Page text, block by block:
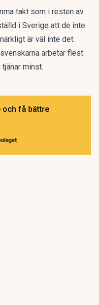
takt som i resten av
i Sverige att de inte
är väl inte det.
svenskarna arbetar flest
minst.
och få bättre